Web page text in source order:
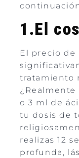
1.El
El precio de
tratamiento
¿Realmente
o 3 ml de
tu dosis de
realizas 12
profunda,